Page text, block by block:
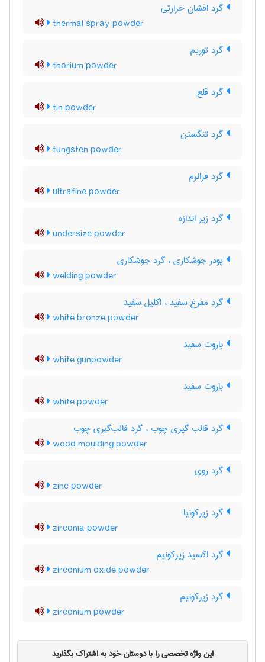
گرد افشان حرارتی
thermal spray powder
گرد توریم
thorium powder
گرد قلع
tin powder
گرد تنگستن
tungsten powder
گرد فرانرم
ultrafine powder
گرد زیر اندازه
undersize powder
پودر جوشکاری ، گرد جوشکاری
welding powder
گرد مفرغ سفید ، اکلیل سفید
white bronze powder
باروت سفید
white gunpowder
باروت سفید
white powder
گرد قالب گیری چوب ، گرد قالب‌گیری چوب
wood moulding powder
گرد روی
zinc powder
گرد زیرکونیا
zirconia powder
گرد اکسید زیرکونیم
zirconium oxide powder
گرد زیرکونیم
zirconium powder
این واژه تخصصی را با دوستان خود به اشتراک بگذارید